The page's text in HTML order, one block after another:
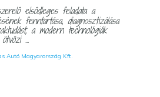
elsődleges feladata a
fenntartása, diagnosztizálása
a modern technológiák
...
Autó Magyarország Kft.